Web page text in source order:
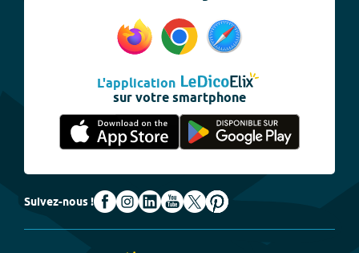
L'application
sur votre smartphone
Suivez-nous !